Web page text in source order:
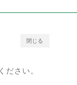
閉じる
ださい。